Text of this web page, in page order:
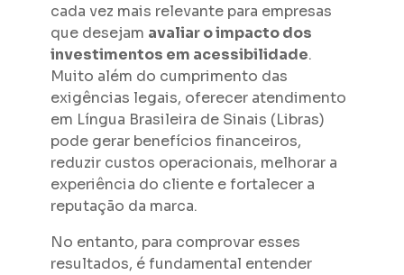
cada vez mais relevante para empresas
que desejam avaliar o impacto dos
investimentos em acessibilidade.
Muito além do cumprimento das
exigências legais, oferecer atendimento
em Língua Brasileira de Sinais (Libras)
pode gerar benefícios financeiros,
reduzir custos operacionais, melhorar a
experiência do cliente e fortalecer a
reputação da marca.
No entanto, para comprovar esses
resultados, é fundamental entender